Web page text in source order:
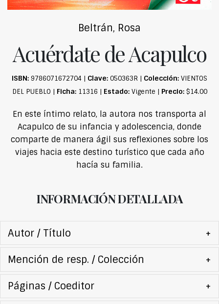
Beltrán, Rosa
Acuérdate de Acapulco
ISBN: 9786071672704 | Clave: 050363R | Colección: VIENTOS
DEL PUEBLO | Ficha:11316 | Estado:Vigente | Precio:$14.00
En este íntimo relato, la autora nos transporta al
Acapulco de su infancia y adolescencia, donde
comparte de manera ágil sus reflexiones sobre los
viajes hacia este destino turístico que cada año
hacía su familia.
INFORMACIÓN DETALLADA
Autor / Título +
Mención de resp. / Colección +
Páginas / Coeditor +